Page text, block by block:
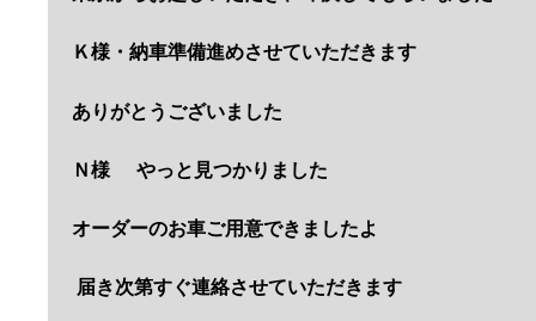
Ｋ様・納車準備進めさせていただきます
ありがとうございました
Ｎ様 やっと見つかりました
オーダーのお車ご用意できましたよ
届き次第すぐ連絡させていただきます